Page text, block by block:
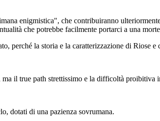
enigmistica", che contribuiranno
che potrebbe facilmente portarci a una
perché la storia e la caratterizzazione di Riose e
il true path strettissimo e la difficoltà proibitiva
dotati di una pazienza sovrumana.